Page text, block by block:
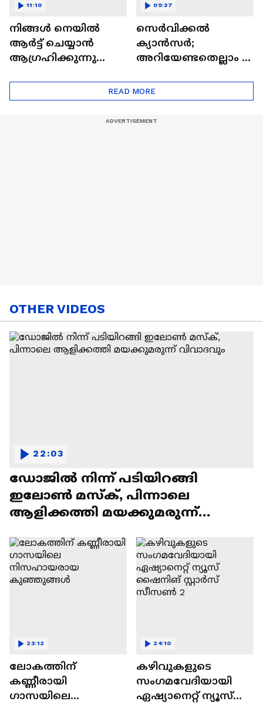
നിങ്ങൾ നെയിൽ
ആർട്ട് ചെയ്യാൻ
ആഗ്രഹിക്കുന്നുണ്ടോ
ട്രെൻഡിനെക്കുറിച്ച് |
Nail Art | Trends Cafe
11:10
സെർവിക്കൽ
ക്യാൻസർ;
അറിയേണ്ടതെല്ലാം |
Cancer
09:37
READ MORE
OTHER VIDEOS
ഡോജിൽ നിന്ന് പടിയിറങ്ങി
ഇലോൺ മസ്ക്, പിന്നാലെ
ആളിക്കത്തി മയക്കുമരുന്ന്
22:03
ലോകത്തിന്
കണ്ണീരായി
ഗാസയിലെ
23:12
കഴിവുകളുടെ
സംഗമവേദിയായി
ഏഷ്യാനെറ്റ് ന്യൂസ്
24:10